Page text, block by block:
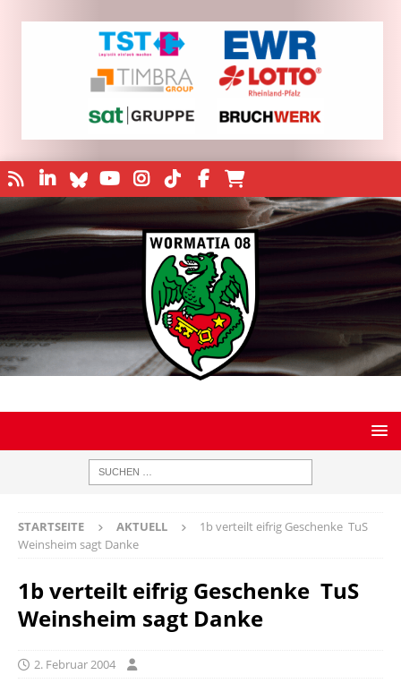
STARTSEITE AKTUELL
1b verteilt eifrig Geschenke  TuS
Weinsheim sagt Danke
1b verteilt eifrig Geschenke  TuS
Weinsheim sagt Danke
2. Februar 2004